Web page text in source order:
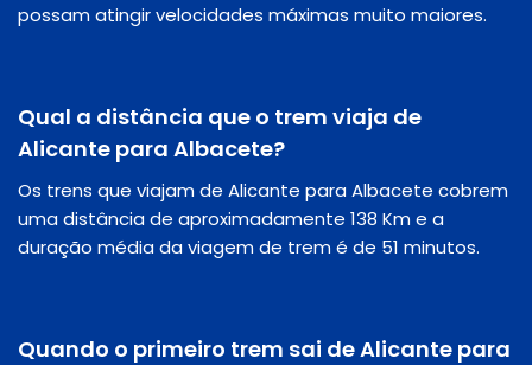
possam atingir velocidades máximas muito maiores.
Qual a distância que o trem viaja de
Alicante para Albacete?
Os trens que viajam de Alicante para Albacete cobrem
uma distância de aproximadamente 138 Km e a
duração média da viagem de trem é de 51 minutos.
Quando o primeiro trem sai de Alicante para